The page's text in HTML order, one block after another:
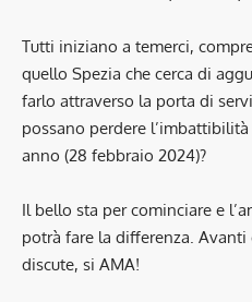
Tutti iniziano a temerci,
quello Spezia che cerca di
farlo attraverso la porta di
possano perdere
anno (28 febbraio 2024)?
Il bello sta per cominciare e
potrà fare la differenza.
discute, si AMA!